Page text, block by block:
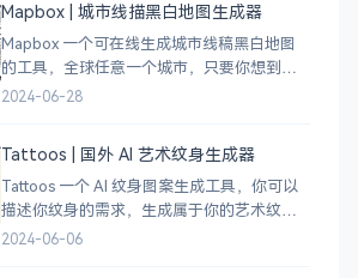
Mapbox | 城市线描黑白地图生成器
Mapbox 一个可在线生成城市线稿黑白地图
的工具，全球任意一个城市，只要你想到的
城市，直接搜索城市名称，自动生成该城市
成了
2024-06-28
Tattoos | 国外 AI 艺术纹身生成器
Tattoos 一个 AI 纹身图案生成工具，你可以
描述你纹身的需求，生成属于你的艺术纹身
图案，通过艺术表达自己，让纹身不仅仅是
2024-06-06